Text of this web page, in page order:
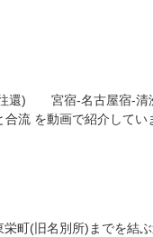
還) 宮宿-名古屋宿-清
流 を動画で紹介してい
町(旧名別所)までを結